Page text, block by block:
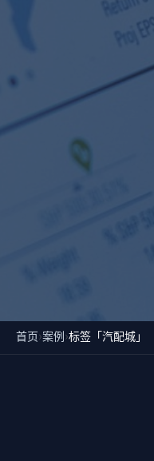
首页›案例›标签「汽配城」